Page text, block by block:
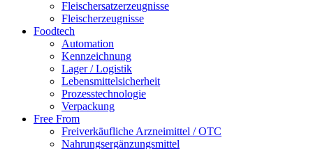
Fleischersatzerzeugnisse
Fleischerzeugnisse
Foodtech
Automation
Kennzeichnung
Lager / Logistik
Lebensmittelsicherheit
Prozesstechnologie
Verpackung
Free From
Freiverkäufliche Arzneimittel / OTC
Nahrungsergänzungsmittel